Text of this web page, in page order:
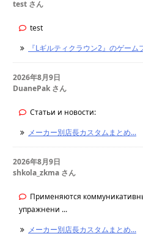
test さん
test
『Lギルティクラウン2』のゲーム
2026年8月9日
DuanePak さん
Статьи и новости:
メーカー別店長カスタムまとめ...
2026年8月9日
shkola_zkma さん
Применяются
упражнени ...
メーカー別店長カスタムまとめ...